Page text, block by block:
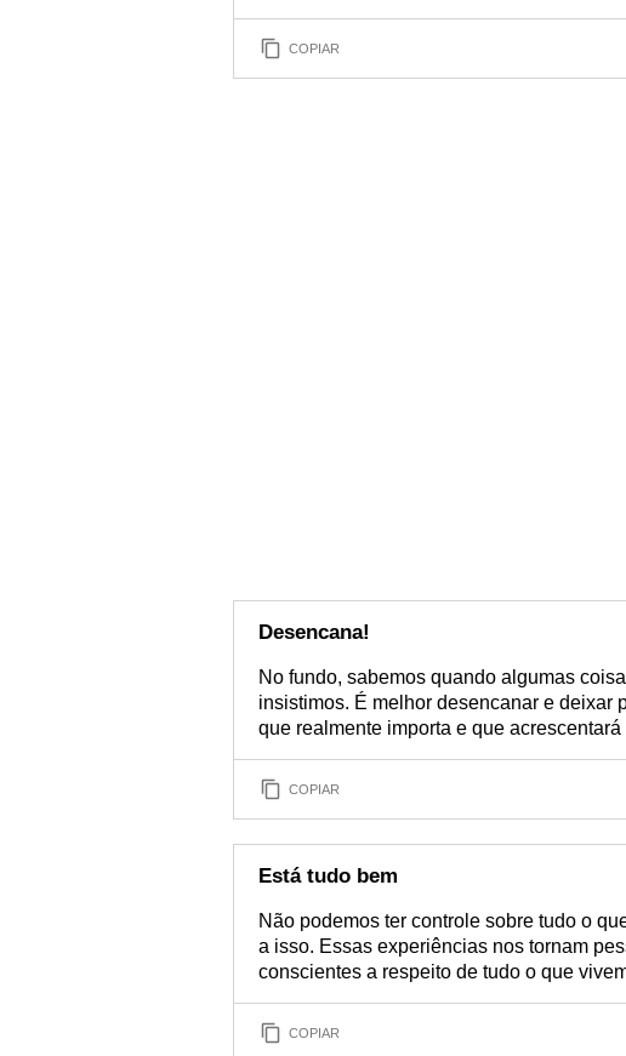
COPIAR
Desencana!
No fundo, sabemos quando algumas
insistimos. É melhor desencanar e deixar
que realmente importa e que acrescentará
COPIAR
Está tudo bem
Não podemos ter controle sobre tudo o
a isso. Essas experiências nos tornam
conscientes a respeito de tudo o que
COPIAR